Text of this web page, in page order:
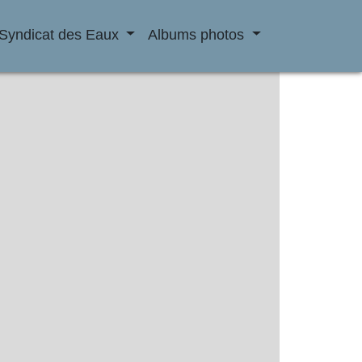
Syndicat des Eaux Albums photos